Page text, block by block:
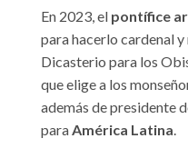
En 2023, el pontífice
para hacerlo cardenal
Dicasterio para los
que elige a los
además de presidente
paraAmérica Latina.